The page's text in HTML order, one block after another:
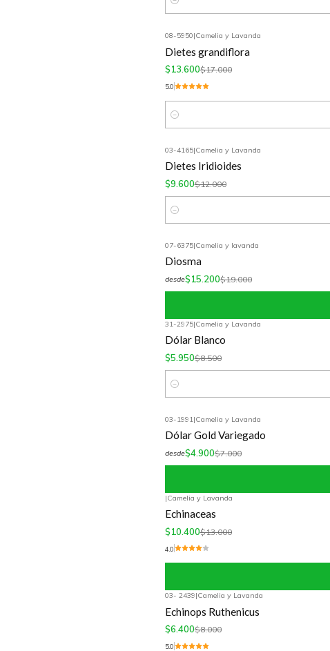
Cantidad
08-5950|Camelia y Lavanda
Dietes grandiflora
$13.600$17.000
5.0
Cantidad
03-4165|Camelia y Lavanda
Dietes Iridioides
$9.600$12.000
Cantidad
07-6375|Camelia y lavanda
Diosma
desde$15.200$19.000
31-2975|Camelia y Lavanda
Dólar Blanco
$5.950$8.500
Cantidad
03-1991 |Camelia y Lavanda
Dólar Gold Variegado
desde$4.900$7.000
|Camelia y Lavanda
Echinaceas
$10.400$13.000
4.0
03- 2439|Camelia y Lavanda
Echinops Ruthenicus
$6.400$8.000
5.0